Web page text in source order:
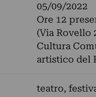
05/09/2022
Ore 12
(Via Rovello
Cultura
artistico del
teatro,